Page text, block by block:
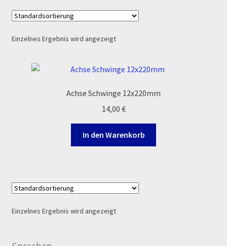
Kasse
Einzelnes Ergebnis wird angezeigt
Achse Schwinge 12x220mm
14,00 €
In den Warenkorb
Einzelnes Ergebnis wird angezeigt